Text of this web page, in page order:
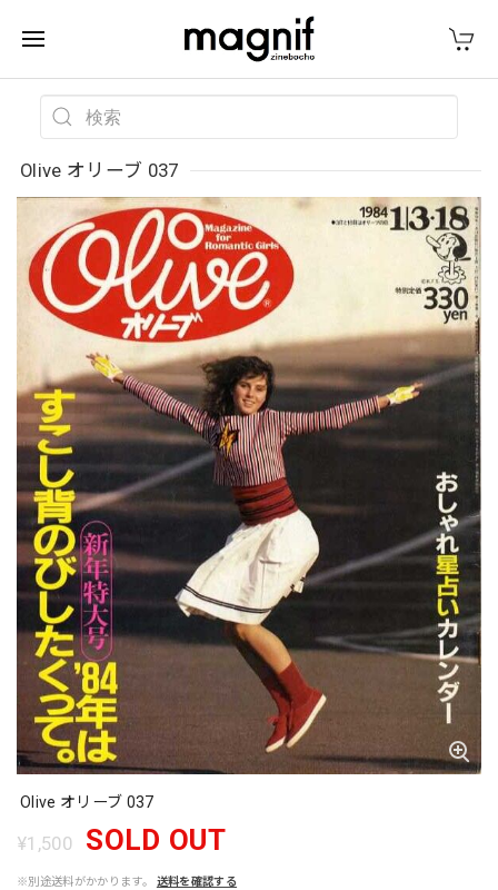
Olive オリーブ 037
Olive オリーブ 037
¥1,500 SOLD OUT
※別途送料がかかります。 送料を確認する